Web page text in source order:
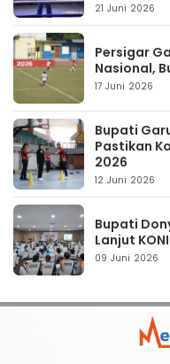
21 Juni 2026
Persigar
Nasional,
17 Juni 2026
Bupati
Pastikan
2026
12 Juni 2026
Bupati
Lanjut
09 Juni 2026